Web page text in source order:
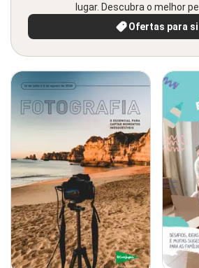
lugar. Descubra o melhor
Ofertas para si